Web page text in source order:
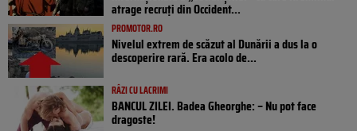
atrage recruți din Occident...
PROMOTOR.RO
Nivelul extrem de scăzut al Dunării a dus la o
descoperire rară. Era acolo de...
RÂZI CU LACRIMI
BANCUL ZILEI. Badea Gheorghe: – Nu pot face
dragoste!